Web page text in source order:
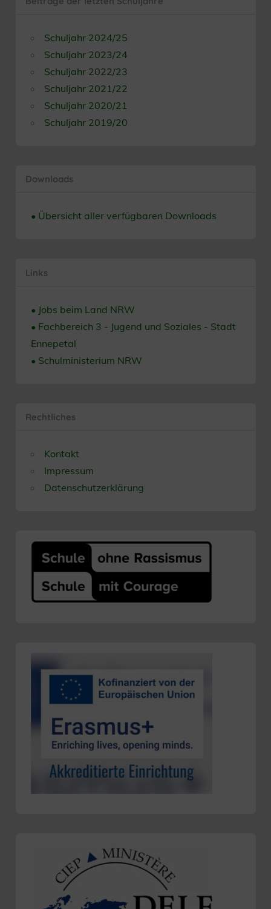
Schuljahr 2024/25
Schuljahr 2023/24
Schuljahr 2022/23
Schuljahr 2021/22
Schuljahr 2020/21
Schuljahr 2019/20
Downloads
• Übersicht aller verfügbaren Downloads
Links
• Jobs beim Land NRW
• Fachbereich 3 - Jugend und Soziales - Stadt
Ennepetal
• Schulministerium NRW
Rechtliches
Kontakt
Impressum
Datenschutzerklärung